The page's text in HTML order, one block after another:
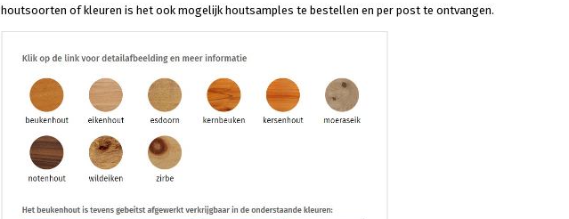
houtsoorten of kleuren is het ook mogelijk houtsamples te bestellen en per post te ontvangen.